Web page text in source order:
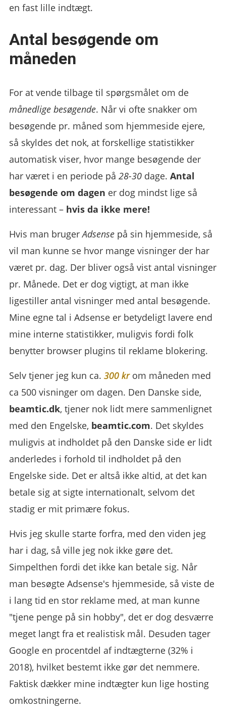
en fast lille indtægt.
Antal besøgende om
måneden
For at vende tilbage til spørgsmålet om de
månedlige besøgende. Når vi ofte snakker om
besøgende pr. måned som hjemmeside ejere,
så skyldes det nok, at forskellige statistikker
automatisk viser, hvor mange besøgende der
har været i en periode på28-30 dage.Antal
besøgende om dagen er dog mindst lige så
interessant – hvis da ikke mere!
Hvis man brugerAdsense på sin hjemmeside, så
vil man kunne se hvor mange visninger der har
været pr. dag. Der bliver også vist antal visninger
pr. Månede. Det er dog vigtigt, at man ikke
ligestiller antal visninger med antal besøgende.
Mine egne tal i Adsense er betydeligt lavere end
mine interne statistikker, muligvis fordi folk
benytter browser plugins til reklame blokering.
Selv tjener jeg kun ca.300 krom måneden med
ca 500 visninger om dagen. Den Danske side,
beamtic.dk, tjener nok lidt mere sammenlignet
med den Engelske, beamtic.com. Det skyldes
muligvis at indholdet på den Danske side er lidt
anderledes i forhold til indholdet på den
Engelske side. Det er altså ikke altid, at det kan
betale sig at sigte internationalt, selvom det
stadig er mit primære fokus.
Hvis jeg skulle starte forfra, med den viden jeg
har i dag, så ville jeg nok ikke gøre det.
Simpelthen fordi det ikke kan betale sig. Når
man besøgte Adsense's hjemmeside, så viste de
i lang tid en stor reklame med, at man kunne
"tjene penge på sin hobby", det er dog desværre
meget langt fra et realistisk mål. Desuden tager
Google en procentdel af indtægterne (32% i
2018), hvilket bestemt ikke gør det nemmere.
Faktisk dækker mine indtægter kun lige hosting
omkostningerne.